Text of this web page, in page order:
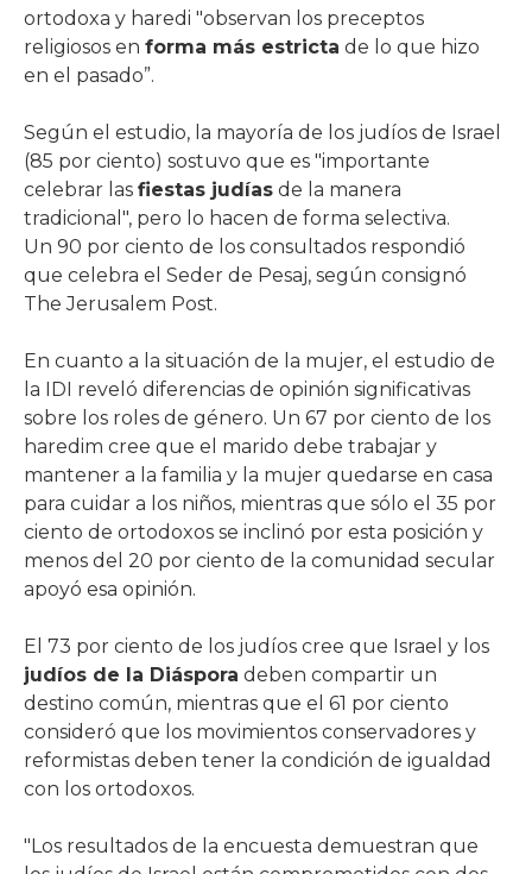
ortodoxa y haredi "observan los preceptos
religiosos en forma más estricta de lo que hizo
en el pasado”.
Según el estudio, la mayoría de los judíos de Israel
(85 por ciento) sostuvo que es "importante
celebrar las fiestas judías de la manera
tradicional", pero lo hacen de forma selectiva.
Un 90 por ciento de los consultados respondió
que celebra el Seder de Pesaj, según consignó
The Jerusalem Post.
En cuanto a la situación de la mujer, el estudio de
la IDI reveló diferencias de opinión significativas
sobre los roles de género. Un 67 por ciento de los
haredim cree que el marido debe trabajar y
mantener a la familia y la mujer quedarse en casa
para cuidar a los niños, mientras que sólo el 35 por
ciento de ortodoxos se inclinó por esta posición y
menos del 20 por ciento de la comunidad secular
apoyó esa opinión.
El 73 por ciento de los judíos cree que Israel y los
judíos de la Diáspora deben compartir un
destino común, mientras que el 61 por ciento
consideró que los movimientos conservadores y
reformistas deben tener la condición de igualdad
con los ortodoxos.
"Los resultados de la encuesta demuestran que